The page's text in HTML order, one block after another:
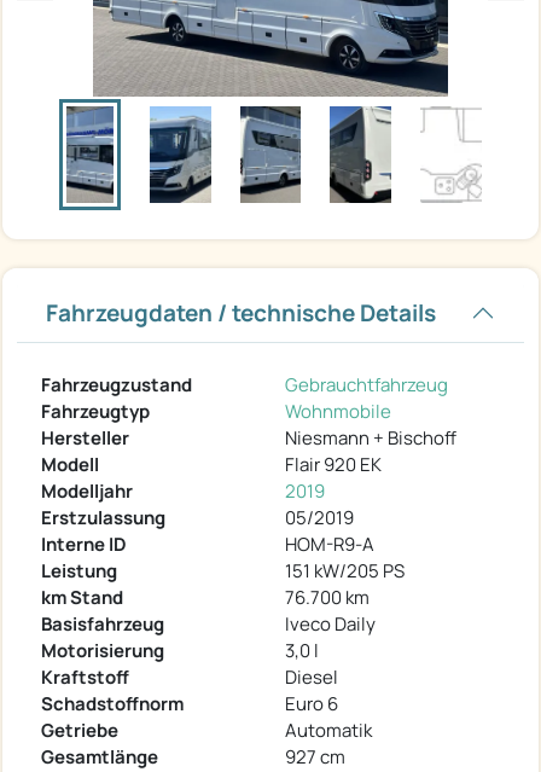
Fahrzeugdaten / technische Details
Fahrzeugzustand
Gebrauchtfahrzeug
Fahrzeugtyp
Wohnmobile
Hersteller
Niesmann + Bischoff
Modell
Flair 920 EK
Modelljahr
2019
Erstzulassung
05/2019
Interne ID
HOM-R9-A
Leistung
151 kW/205 PS
km Stand
76.700 km
Basisfahrzeug
Iveco Daily
Motorisierung
3,0 l
Kraftstoff
Diesel
Schadstoffnorm
Euro 6
Getriebe
Automatik
Gesamtlänge
927 cm